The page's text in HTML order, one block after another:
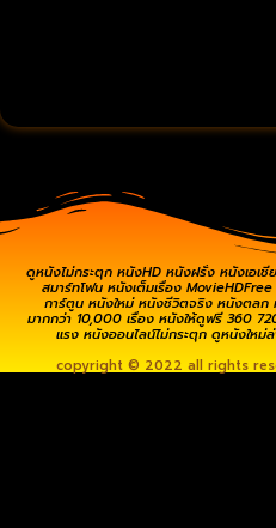
ดูหนังไม่กระตุก หนังHD หนังฝรั่ง หนังเอเ
สมาร์ทโฟน หนังเต็มเรื่อง
การ์ตูน หนังใหม่ หนังชีวิตจริง หนังตล
มากกว่า 10,000 เรื่อง หนังให้ดูฟรี 360
แรง หนังออนไลน์ไม่กระตุก ดูหนังใหม่
copyright © 2022 all rights